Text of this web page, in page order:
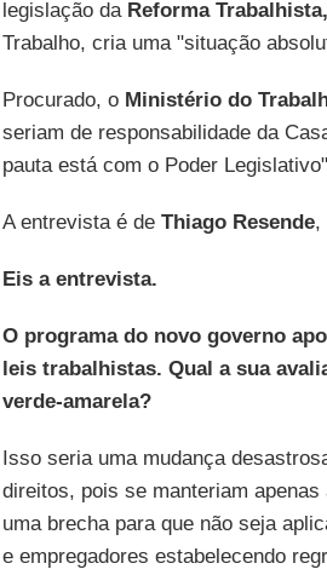
legislação da Reforma Trabalhista,
Trabalho, cria uma "situação
Procurado, o Ministério do
seriam de responsabilidade da
pauta está com o Poder
A entrevista é de Thiago Resende,
Eis a entrevista.
O programa do novo governo
leis trabalhistas. Qual a sua
verde-amarela?
Isso seria uma mudança
direitos, pois se manteriam
uma brecha para que não seja
e empregadores estabelecendo